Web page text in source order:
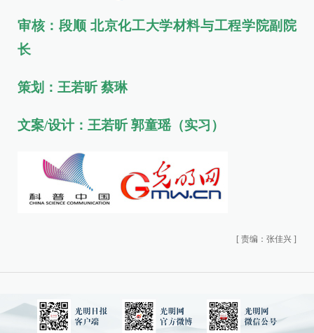
审核：段顺 北京化工大学材料与工程学院副院
长
策划：王若昕 蔡琳
文案/设计：王若昕 郭童瑶（实习）
[ 责编：张佳兴 ]